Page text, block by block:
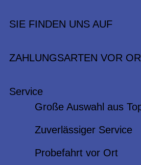
SIE FINDEN UNS AUF
ZAHLUNGSARTEN VOR
Service
Große Auswahl aus
Zuverlässiger Service
Probefahrt vor Ort